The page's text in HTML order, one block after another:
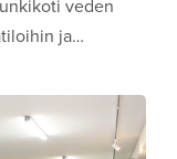
veden
ja…